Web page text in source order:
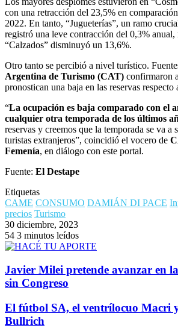
con una retracción del 23,5% en
2022. En tanto, “Jugueterías”, un ramo
registró una leve contracción del 0,3% anual,
“Calzados” disminuyó un 13,6%.
Otro tanto se percibió a nivel turístico.
Argentina de Turismo (CAT) confirmaron
pronostican una baja en las reservas
“La ocupación es baja comparado con el
cualquier otra temporada de los últimos
reservas y creemos que la temporada se va a
turistas extranjeros”, coincidió el vocero de
Femenía, en diálogo con este portal.
Fuente: El Destape
Etiquetas
CAME CONSUMO DAMIÁN DI PACE
precios Turismo
30 diciembre, 2023
54 3 minutos leídos
Javier Milei pretende avanzar en
sin Congreso
El fútbol SA, el ventrílocuo Macri
Bullrich